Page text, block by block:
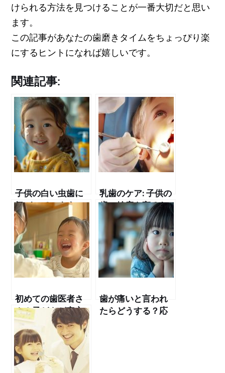
けられる方法を見つけることが一番大切だと思い
ます。
この記事があなたの歯磨きタイムをちょっぴり楽
にするヒントになれば嬉しいです。
関連記事:
子供の白い虫歯に
気づいています
か？予防から治療
までの全ガイド
乳歯のケア: 子供の
歯の健康を守るた
めに親ができるこ
初めての歯医者さ
ん！子どもが安心
して通える小児歯
科の選び方
歯が痛いと言われ
たらどうする？応